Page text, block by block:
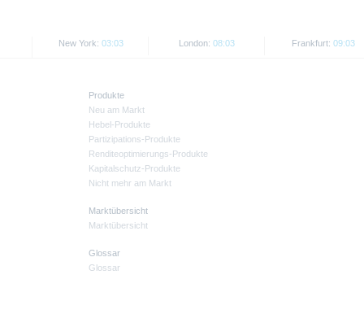
New York: 03:03 London: 08:03 Frankfurt: 09:03
Produkte
Neu am Markt
Hebel-Produkte
Partizipations-Produkte
Renditeoptimierungs-Produkte
Kapitalschutz-Produkte
Nicht mehr am Markt
Marktübersicht
Marktübersicht
Glossar
Glossar